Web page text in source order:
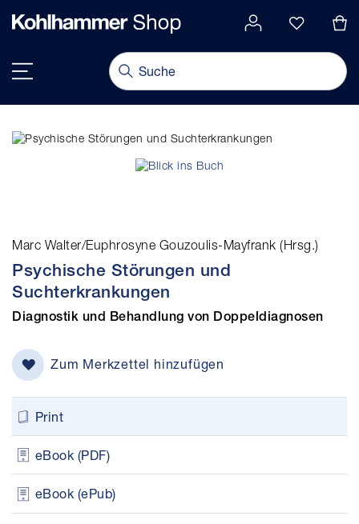
springen
Marc Walter/Euphrosyne Gouzoulis-Mayfrank (Hrsg.)
Psychische Störungen und
Suchterkrankungen
Diagnostik und Behandlung von Doppeldiagnosen
Zum Merkzettel hinzufügen
Print
eBook (PDF)
eBook (ePub)